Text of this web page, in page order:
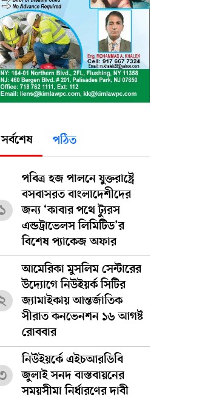
সর্বশেষ পঠিত
১
পবিত্র হজ পালনে যুক্তরাষ্ট্রে
বসবাসরত বাংলাদেশীদের
জন্য ‘কাবার পথে ট্যুরস
এন্ডট্রাভেলস লিমিটিড’র
বিশেষ প্যাকেজ অফার
আমেরিকা মুসলিম সেন্টারের
উদ্যোগে নিউইয়র্ক সিটির
জ্যামাইকায় আন্তর্জাতিক
সীরাত কনভেনশন ১৬ আগষ্ট
রোববার
নিউইয়র্কে এইচআরডিবি
জুলাই সনদ বাস্তবায়নের
সময়সীমা নির্ধারণের দাবী